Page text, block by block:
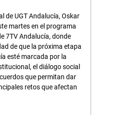
de UGT Andalucía, Oskar
martes en el programa
7TV Andalucía, donde
de que la próxima etapa
esté marcada por la
el diálogo social
que permitan dar
retos que afectan